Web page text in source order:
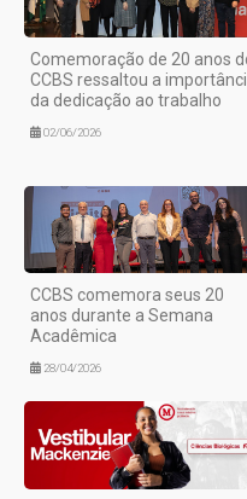
Comemoração de 20 anos
CCBS ressaltou a
da dedicação ao trabalho
02/06/2026
CCBS comemora seus 20
anos durante a Semana
Acadêmica
28/04/2026